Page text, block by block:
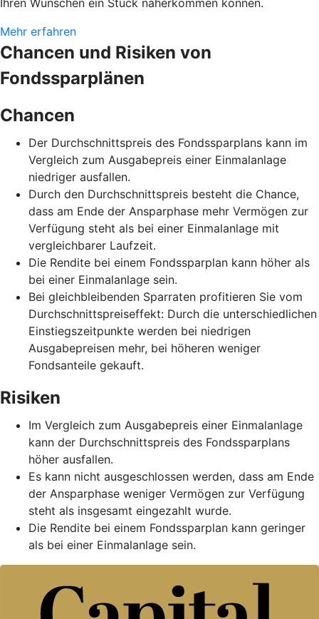
Mehr erfahren
Chancen und Risiken von
Fondssparplänen
Chancen
Der Durchschnittspreis des Fondssparplans kann im
Vergleich zum Ausgabepreis einer Einmalanlage
niedriger ausfallen.
Durch den Durchschnittspreis besteht die Chance,
dass am Ende der Ansparphase mehr Vermögen zur
Verfügung steht als bei einer Einmalanlage mit
vergleichbarer Laufzeit.
Die Rendite bei einem Fondssparplan kann höher als
bei einer Einmalanlage sein.
Bei gleichbleibenden Sparraten profitieren Sie vom
Durchschnittspreiseffekt: Durch die unterschiedlichen
Einstiegszeitpunkte werden bei niedrigen
Ausgabepreisen mehr, bei höheren weniger
Fondsanteile gekauft.
Risiken
Im Vergleich zum Ausgabepreis einer Einmalanlage
kann der Durchschnittspreis des Fondssparplans
höher ausfallen.
Es kann nicht ausgeschlossen werden, dass am Ende
der Ansparphase weniger Vermögen zur Verfügung
steht als insgesamt eingezahlt wurde.
Die Rendite bei einem Fondssparplan kann geringer
als bei einer Einmalanlage sein.